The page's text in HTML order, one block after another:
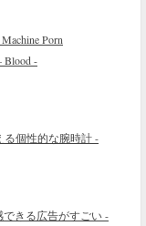
Porn
Blood -
る個性的な腕時計 -
きる広告がすごい -